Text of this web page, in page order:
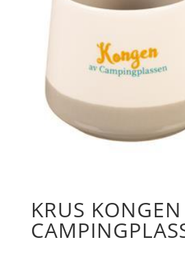
KRUS